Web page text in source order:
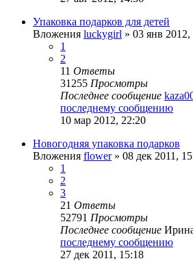
Упаковка подарков для детей
Вложения luckygirl » 03 янв 2012,
1
2
11 Ответы
31255 Просмотры
Последнее сообщение
последнему сообщению
10 мар 2012, 22:20
Новогодняя упаковка подарков
Вложения flower» 08 дек 2011,
1
2
3
21 Ответы
52791 Просмотры
Последнее сообщение
последнему сообщению
27 дек 2011, 15:18